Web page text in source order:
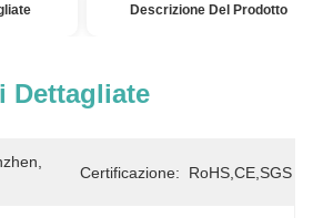
Descrizione Del Prodotto
Dettagliate
Certificazione: RoHS,CE,SGS